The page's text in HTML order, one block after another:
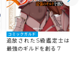
コミックガルド
追放されたS級鑑定士は
最強のギルドを創る 7